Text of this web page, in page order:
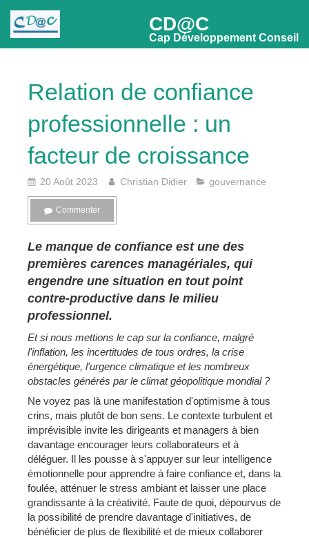
CD@C
Cap Développement Conseil
Relation de confiance
professionnelle : un
facteur de croissance
20 Août 2023 Christian Didier gouvernance
Commenter
Le manque de confiance est une des
premières carences managériales, qui
engendre une situation en tout point
contre-productive dans le milieu
professionnel.
Et si nous mettions le cap sur la confiance, malgré
l'inflation, les incertitudes de tous ordres, la crise
énergétique, l'urgence climatique et les nombreux
obstacles générés par le climat géopolitique mondial ?
Ne voyez pas là une manifestation d'optimisme à tous
crins, mais plutôt de bon sens. Le contexte turbulent et
imprévisible invite les dirigeants et managers à bien
davantage encourager leurs collaborateurs et à
déléguer. Il les pousse à s'appuyer sur leur intelligence
émotionnelle pour apprendre à faire confiance et, dans la
foulée, atténuer le stress ambiant et laisser une place
grandissante à la créativité. Faute de quoi, dépourvus de
la possibilité de prendre davantage d'initiatives, de
bénéficier de plus de flexibilité et de mieux collaborer